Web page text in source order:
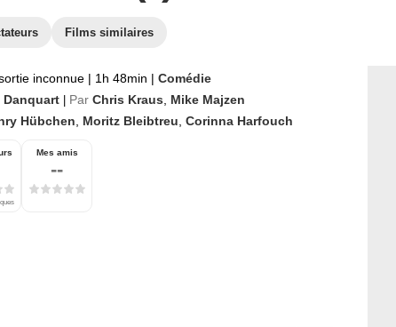
Films similaires
inconnue | 1h 48min | Comédie
Danquart Par Chris Kraus
Mike Majzen
Hübchen Moritz Bleibtreu Corinna Harfouch
Mes amis
--